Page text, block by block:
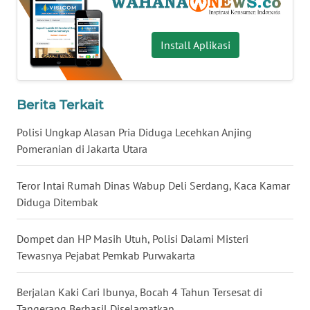
Install Aplikasi
Berita Terkait
Polisi Ungkap Alasan Pria Diduga Lecehkan Anjing
Pomeranian di Jakarta Utara
Teror Intai Rumah Dinas Wabup Deli Serdang, Kaca Kamar
Diduga Ditembak
Dompet dan HP Masih Utuh, Polisi Dalami Misteri
Tewasnya Pejabat Pemkab Purwakarta
Berjalan Kaki Cari Ibunya, Bocah 4 Tahun Tersesat di
WN
BABEL
WN
SUMSEL
BENGKULU
LAMPUNG
WN
JATENG